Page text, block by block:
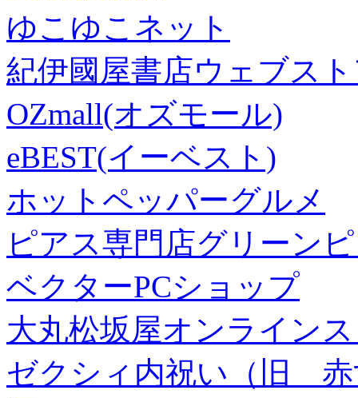
ゆこゆこネット
紀伊國屋書店ウェブス
OZmall(オズモール)
eBEST(イーベスト)
ホットペッパーグルメ
ピアス専門店グリーン
ベクターPCショップ
大丸松坂屋オンライン
ゼクシィ内祝い（旧 赤